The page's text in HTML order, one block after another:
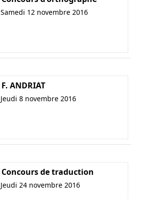
Samedi 12 novembre 2016
F. ANDRIAT
Jeudi 8 novembre 2016
Concours de traduction
Jeudi 24 novembre 2016